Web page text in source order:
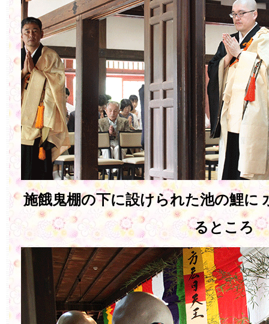
施餓鬼棚の下に設けられた池の鯉に
るところ